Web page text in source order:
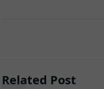
Related Post